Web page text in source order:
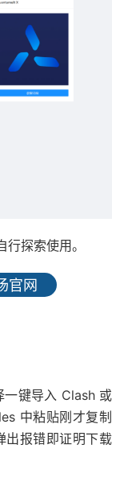
探索使用。
官网
键导入 Clash 或
中粘贴刚才复制
出报错即证明下载